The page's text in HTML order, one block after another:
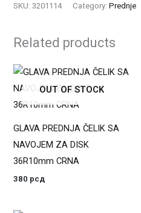
SKU:3201114 Category:Prednje
Related products
OUT OF STOCK
GLAVA PREDNJA ČELIK SA
NAVOJEM ZA DISK
36R10mm CRNA
380 рсд